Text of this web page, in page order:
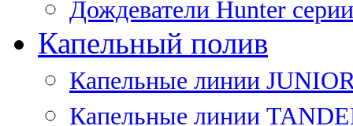
Дождеватели Hunter
Капельный полив
Капельные линии
Капельные линии